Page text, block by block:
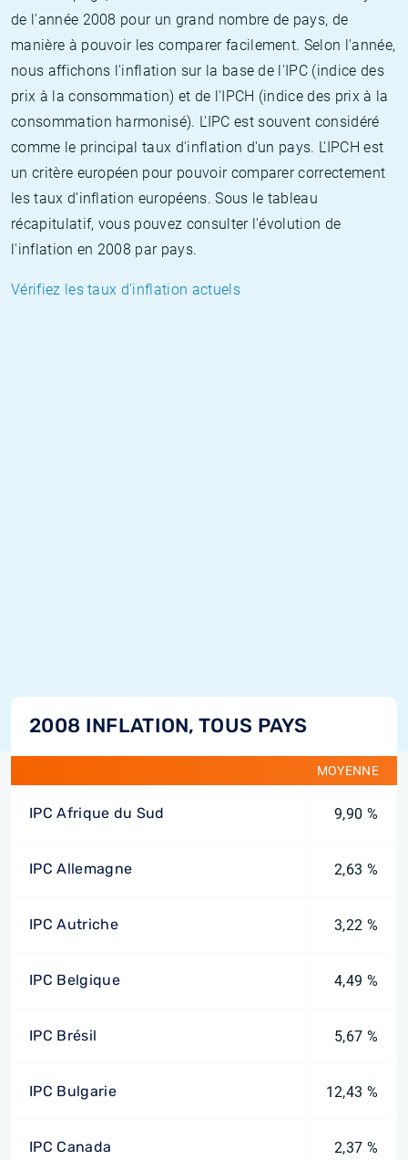
de l'année 2008 pour un grand nombre de pays, de
manière à pouvoir les comparer facilement. Selon l'année,
nous affichons l'inflation sur la base de l'IPC (indice des
prix à la consommation) et de l'IPCH (indice des prix à la
consommation harmonisé). L'IPC est souvent considéré
comme le principal taux d'inflation d'un pays. L'IPCH est
un critère européen pour pouvoir comparer correctement
les taux d'inflation européens. Sous le tableau
récapitulatif, vous pouvez consulter l'évolution de
l'inflation en 2008 par pays.
Vérifiez les taux d'inflation actuels
2008 INFLATION, TOUS PAYS
MOYENNE
IPC Afrique du Sud 9,90 %
IPC Allemagne 2,63 %
IPC Autriche 3,22 %
IPC Belgique 4,49 %
IPC Brésil 5,67 %
IPC Bulgarie 12,43 %
IPC Canada 2,37 %